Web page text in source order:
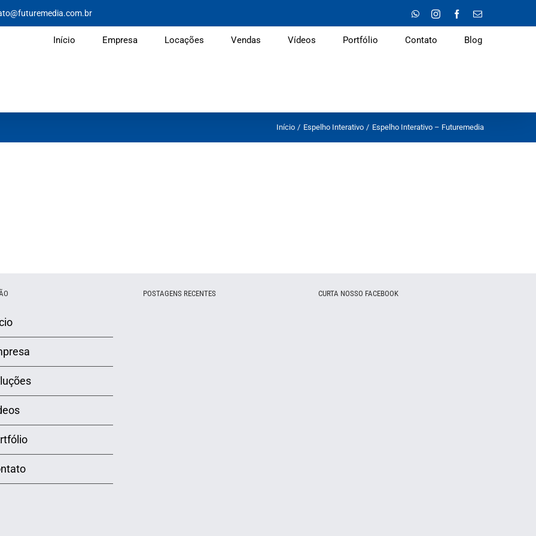
WhatsAppInstagramFacebook
E-
Início Empresa Locações Vendas Vídeos Portfólio Contato Blog
Início Espelho Interativo Espelho Interativo – Futuremedia
POSTAGENS RECENTES CURTA NOSSO FACEBOOK